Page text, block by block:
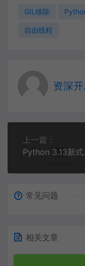
GIL移除
自由线程
资深
上一篇：
Python
常见问题
相关文章